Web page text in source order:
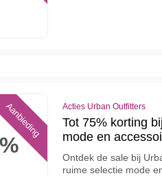
Aanbieding Acties Urban Outfitters
Tot 75% korting
mode en
Ontdek de sale bij
ruime selectie mode